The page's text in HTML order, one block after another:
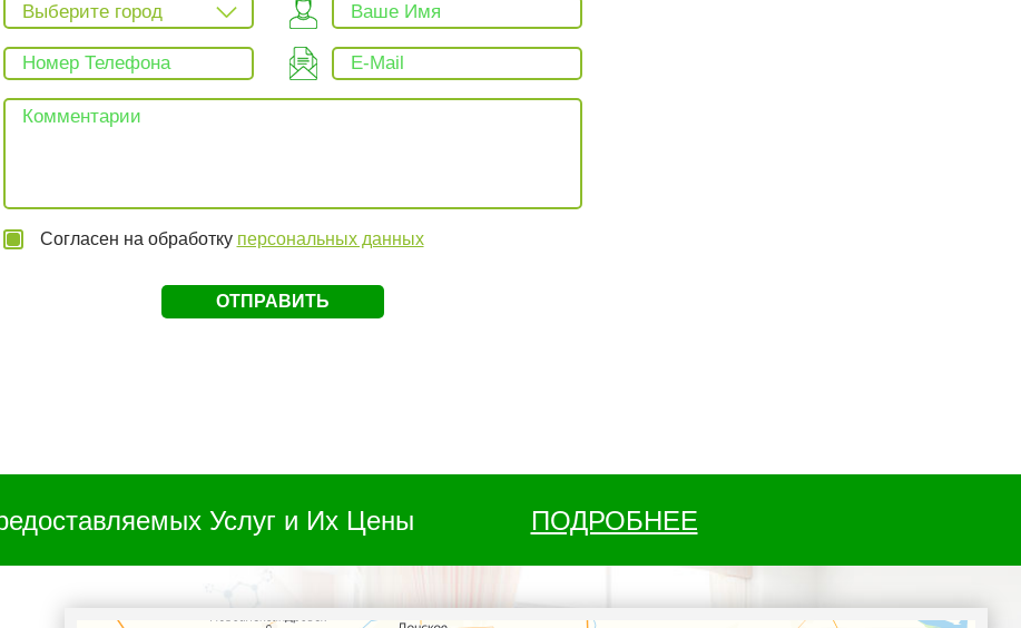
Выберите город
Согласен на обработку персональных данных
Услуг и Их Цены ПОДРОБНЕЕ